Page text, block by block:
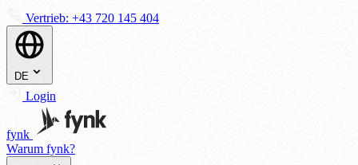
Vertrieb: +43 720 145 404
DE
Login
fynk
Warum fynk?